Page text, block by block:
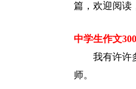
篇，欢迎阅读
中学生作文
我有许许
师。